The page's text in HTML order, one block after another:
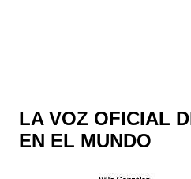
LA VOZ OFICIAL
EN EL MUNDO